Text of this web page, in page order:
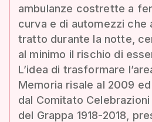
ambulanze costrette a
curva e di automezzi che
tratto durante la notte,
al minimo il rischio di
L’idea di trasformare
Memoria risale al 2009
dal Comitato
del Grappa 1918-2018,